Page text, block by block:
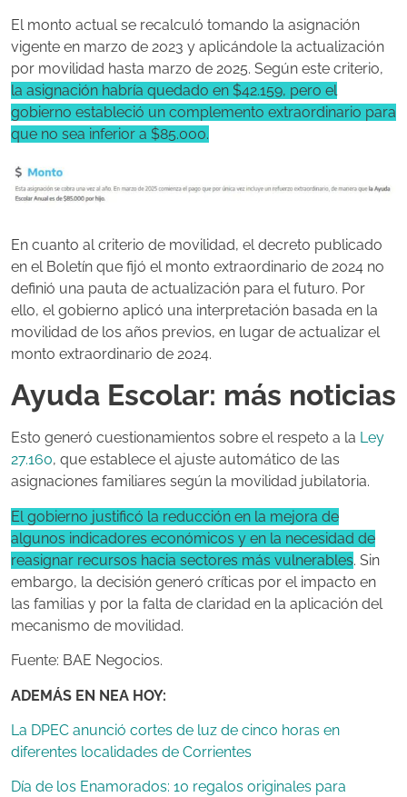
El monto actual se recalculó tomando la asignación
vigente en marzo de 2023 y aplicándole la actualización
por movilidad hasta marzo de 2025. Según este criterio,
la asignación habría quedado en $42.159, pero el
gobierno estableció un complemento extraordinario para
que no sea inferior a $85.000.
En cuanto al criterio de movilidad, el decreto publicado
en el Boletín que fijó el monto extraordinario de 2024 no
definió una pauta de actualización para el futuro. Por
ello, el gobierno aplicó una interpretación basada en la
movilidad de los años previos, en lugar de actualizar el
monto extraordinario de 2024.
Ayuda Escolar: más noticias
Esto generó cuestionamientos sobre el respeto a la Ley
27.160, que establece el ajuste automático de las
asignaciones familiares según la movilidad jubilatoria.
El gobierno justificó la reducción en la mejora de
algunos indicadores económicos y en la necesidad de
reasignar recursos hacia sectores más vulnerables. Sin
embargo, la decisión generó críticas por el impacto en
las familias y por la falta de claridad en la aplicación del
mecanismo de movilidad.
Fuente: BAE Negocios.
ADEMÁS EN NEA HOY:
La DPEC anunció cortes de luz de cinco horas en
diferentes localidades de Corrientes
Día de los Enamorados: 10 regalos originales para